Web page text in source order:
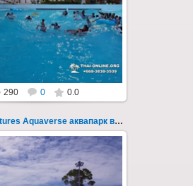
аквапарк в Паттайе.
в октябре 2022 после
и смены...
Thai-Online
290 0 0.0
Columbia Pictures Aquaverse аквапарк в Паттайе 244
23.10.2022